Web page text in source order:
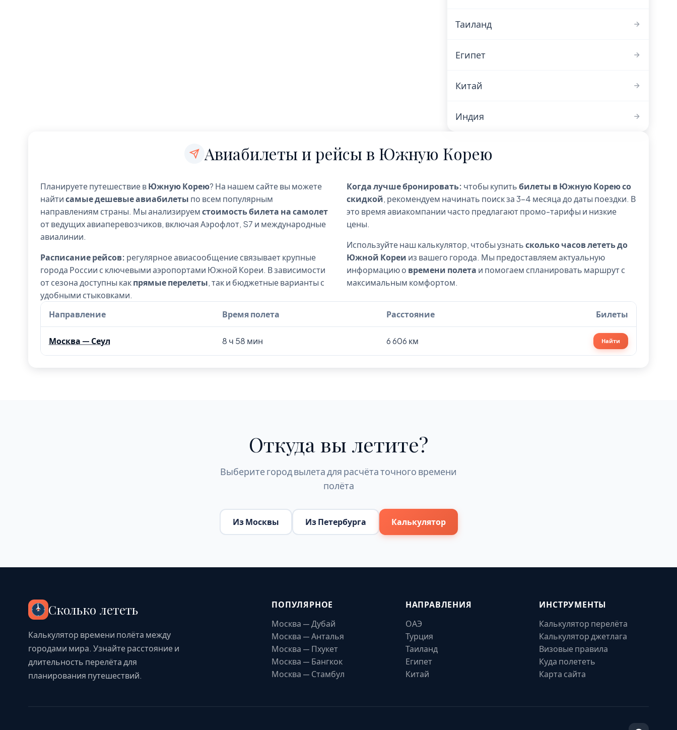
Таиланд
Египет
Китай
Индия
Авиабилеты и рейсы в Южную Корею
Планируете путешествие вЮжную Корею? На нашем сайте вы можете
найтисамые дешевые авиабилеты по всем популярным
направлениям страны. Мы анализируемстоимость билета на самолет
от ведущих авиаперевозчиков, включая Аэрофлот, S7 и международные
авиалинии.
Расписание рейсов: регулярное авиасообщение связывает крупные
города России с ключевыми аэропортами Южной Кореи. В зависимости
от сезона доступны какпрямые перелеты, так и бюджетные варианты с
удобными стыковками.
Когда лучше бронировать: чтобы купитьбилеты в Южную Корею со
скидкой, рекомендуем начинать поиск за 3-4 месяца до даты поездки. В
это время авиакомпании часто предлагают промо-тарифы и низкие
цены.
Используйте наш калькулятор, чтобы узнатьсколько часов лететь до
Южной Кореи из вашего города. Мы предоставляем актуальную
информацию о времени полета и помогаем спланировать маршрут с
максимальным комфортом.
Направление Время полета Расстояние Билеты
Москва — Сеул 8 ч 58 мин 6 606 км Найти
Откуда вы летите?
Выберите город вылета для расчёта точного времени
полёта
Из Москвы Из Петербурга Калькулятор
Сколько лететь
Калькулятор времени полёта между
городами мира. Узнайте расстояние и
длительность перелёта для
планирования путешествий.
ПОПУЛЯРНОЕ
Москва — Дубай
Москва — Анталья
Москва — Пхукет
Москва — Бангкок
Москва — Стамбул
НАПРАВЛЕНИЯ
ОАЭ
Турция
Таиланд
Египет
Китай
ИНСТРУМЕНТЫ
Калькулятор перелёта
Калькулятор джетлага
Визовые правила
Куда полететь
Карта сайта